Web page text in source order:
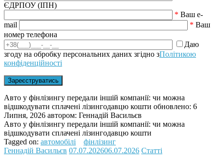
ЄДРПОУ (ІПН)
* Ваш e-
mail
* Ваш
номер телефона
Даю
згоду на обробку персональних даних згідно зПолітикою
конфіденційності
Авто у фінлізингу передали іншій компанії: чи можна
відшкодувати сплачені лізингодавцю кошти обновлено: 6
Липня, 2026 автором: Геннадій Васильєв
Авто у фінлізингу передали іншій компанії: чи можна
відшкодувати сплачені лізингодавцю кошти
Tagged on: автомобілі
фінлізинг
Геннадій Васильєв 07.07.202606.07.2026 Статті